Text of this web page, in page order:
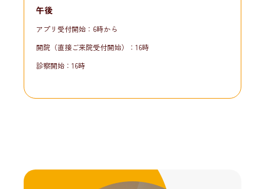
午後
アプリ受付開始：6時から
開院（直接ご来院受付開始）：16時
診察開始：16時